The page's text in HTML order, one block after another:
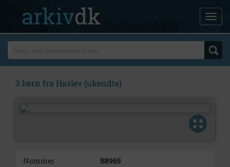
3 børn fra Haslev (ukendte)
Nummer
B8965